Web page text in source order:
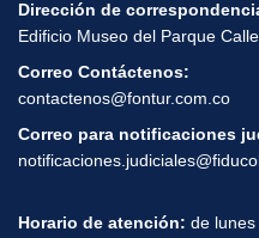
Dirección de
Edificio Museo del Parque
Correo Contáctenos:
contactenos@fontur.com.co
Correo para notificaciones
Horario de atención: de